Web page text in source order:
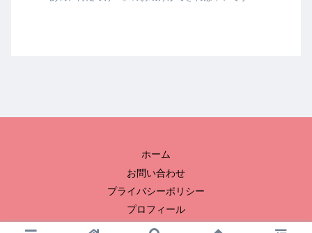
ホーム
お問い合わせ
プライバシーポリシー
プロフィール